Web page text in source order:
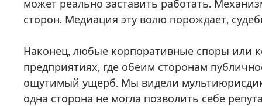
может реально заставить работать.
сторон. Медиация эту волю порождает,
Наконец, любые корпоративные споры или
предприятиях, где обеим сторонам
ощутимый ущерб. Мы видели
одна сторона не могла позволить себе